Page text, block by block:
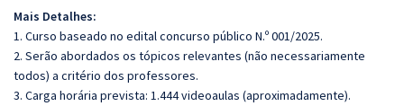
Mais Detalhes:
1. Curso baseado no edital concurso público N.º 001/2025.
2. Serão abordados os tópicos relevantes (não necessariamente
todos) a critério dos professores.
3. Carga horária prevista: 1.444 videoaulas (aproximadamente).